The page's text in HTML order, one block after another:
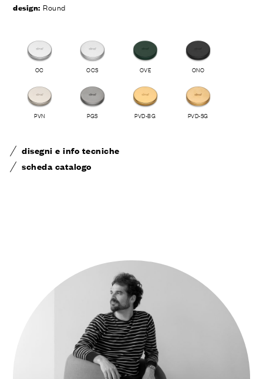
design: Round
OC OCS OVE ONO
PVN PGS PVD-BG PVD-SG
disegni e info tecniche
scheda catalogo